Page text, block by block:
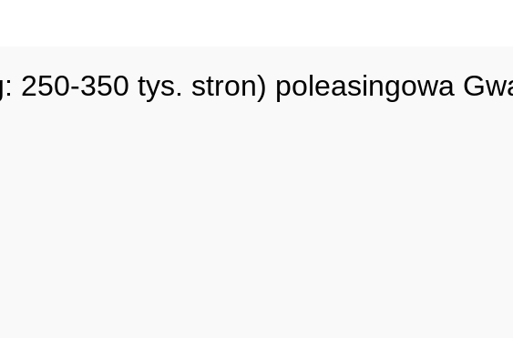
250-350 tys. stron) poleasingowa